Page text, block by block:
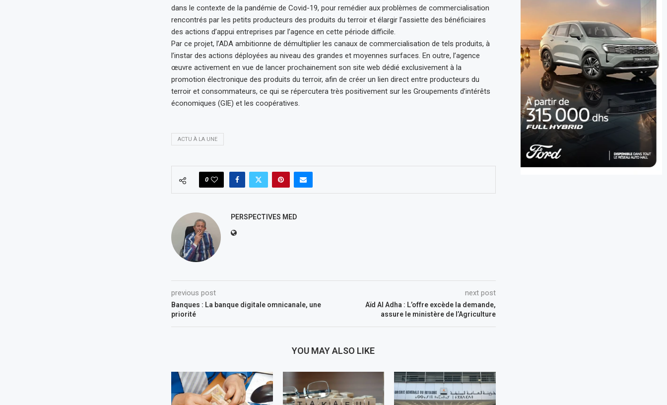
dans le contexte de la pandémie de Covid-19, pour remédier aux problèmes de commercialisation
rencontrés par les petits producteurs des produits du terroir et élargir l’assiette des bénéficiaires
des actions d’appui entreprises par l’agence en cette période difficile.
Par ce projet, l’ADA ambitionne de démultiplier les canaux de commercialisation de tels produits, à
l’instar des actions déployées au niveau des grandes et moyennes surfaces. En outre, l’agence
œuvre activement en vue de lancer prochainement son site web dédié exclusivement à la
promotion électronique des produits du terroir, afin de créer un lien direct entre producteurs du
terroir et consommateurs, ce qui se répercutera très positivement sur les Groupements d’intérêts
économiques (GIE) et les coopératives.
ACTU À LA UNE
0
PERSPECTIVES MED
previous post
Banques : La banque digitale omnicanale, une
priorité
next post
Aïd Al Adha : L’offre excède la demande,
assure le ministère de l’Agriculture
YOU MAY ALSO LIKE